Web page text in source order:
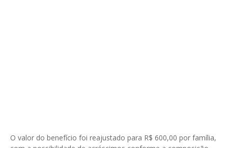
O valor do benefício foi reajustado para R$ 600,00 por família,